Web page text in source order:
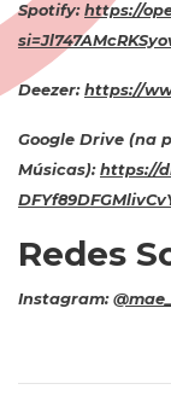
Spotify: https://
Deezer: https://
Google Drive (na
Músicas): https://
Redes
Instagram: